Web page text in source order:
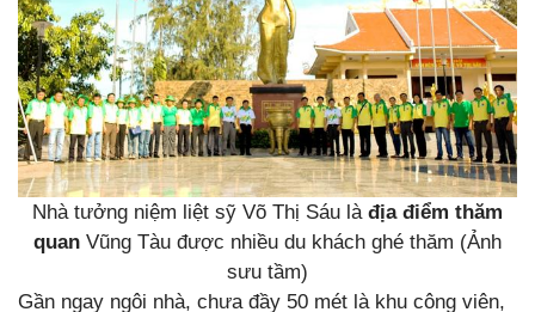
Nhà tưởng niệm liệt sỹ Võ Thị Sáu là địa điểm thăm
quan Vũng Tàu được nhiều du khách ghé thăm (Ảnh
sưu tầm)
Gần ngay ngôi nhà, chưa đầy 50 mét là khu công viên,